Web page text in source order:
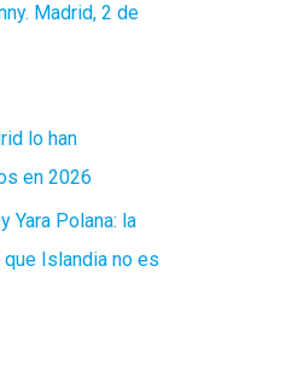
Madrid, 2 de
lo han
en 2026
Yara Polana: la
Islandia no es